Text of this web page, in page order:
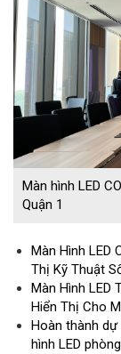
Màn hình LED
Quận 1
Màn Hình LED
Thị Kỹ Thuật
Màn Hình LED
Hiển Thị Cho
Hoàn thành
hình LED